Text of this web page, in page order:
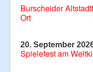
Burscheider
Ort
20. September
Spielefest am